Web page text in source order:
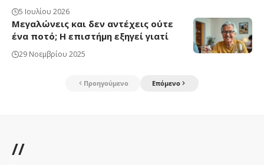
5 Ιουλίου 2026
Μεγαλώνεις και δεν αντέχεις ούτε
ένα ποτό; Η επιστήμη εξηγεί γιατί
29 Νοεμβρίου 2025
Προηγούμενο Επόμενο
//